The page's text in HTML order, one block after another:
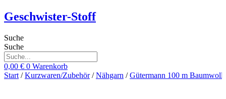
Zum
Inhalt
Geschwister-Stoff
Suche
Suche
0,00 € 0 Warenkorb
Start /Kurzwaren/Zubehör/Nähgarn /Gütermann 100 m Baumwolle